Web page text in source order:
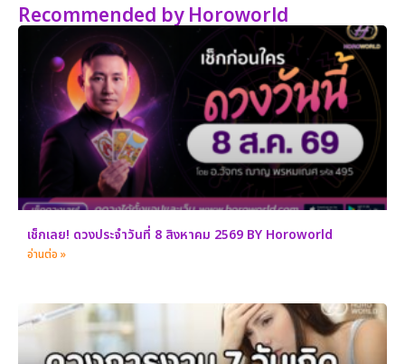
Recommended by Horoworld
เช็กเลย! ดวงประจำวันที่ 8 สิงหาคม 2569 BY Horoworld
อ่านต่อ »